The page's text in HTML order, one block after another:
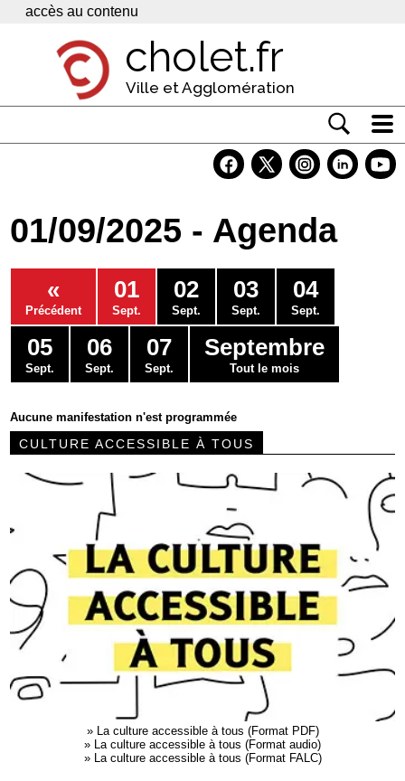
Panneau de gestion des cookies
accès au contenu
cholet.fr
Ville et Agglomération
Economie
Services
Contacts
01/09/2025 - Agenda
«
Précédent
01
Sept.
02
Sept.
03
Sept.
04
Sept.
05
Sept.
06
Sept.
07
Sept.
Septembre
Tout le mois
Aucune manifestation n'est programmée
CULTURE ACCESSIBLE À TOUS
»
La culture accessible à tous (Format PDF)
»
La culture accessible à tous (Format audio)
»
La culture accessible à tous (Format FALC)